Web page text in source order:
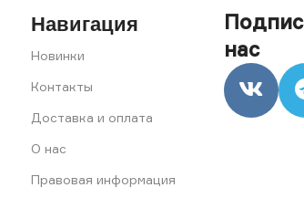
Навигация
Новинки
Контакты
Доставка и оплата
О нас
Правовая информация
нас